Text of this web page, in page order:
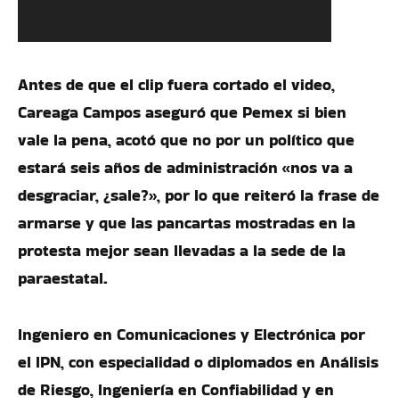
Antes de que el clip fuera cortado el video,
Careaga Campos aseguró que Pemex si bien
vale la pena, acotó que no por un político que
estará seis años de administración «nos va a
desgraciar, ¿sale?», por lo que reiteró la frase de
armarse y que las pancartas mostradas en la
protesta mejor sean llevadas a la sede de la
paraestatal.
Ingeniero en Comunicaciones y Electrónica por
el IPN, con especialidad o diplomados en Análisis
de Riesgo, Ingeniería en Confiabilidad y en